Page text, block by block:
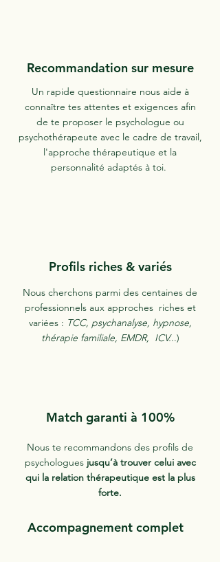
Recommandation sur mesure
Un rapide questionnaire nous aide à
connaître tes attentes et exigences afin
de te proposer le psychologue ou
psychothérapeute avec le cadre de travail,
l'approche thérapeutique et la
personnalité adaptés à toi.
Profils riches & variés
Nous cherchons parmi des centaines de
professionnels aux approches riches et
variées : TCC, psychanalyse, hypnose,
thérapie familiale, EMDR, ICV...)
Match garanti à 100%
Nous te recommandons des profils de
psychologues jusqu’à trouver celui avec
qui la relation thérapeutique est la plus
forte.
Accompagnement complet